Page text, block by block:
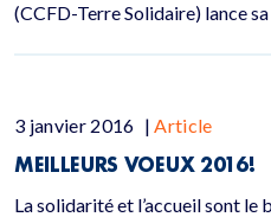
(CCFD-Terre Solidaire) lance
3 janvier 2016 | Article
MEILLEURS VOEUX 2016!
La solidarité et l’accueil sont le